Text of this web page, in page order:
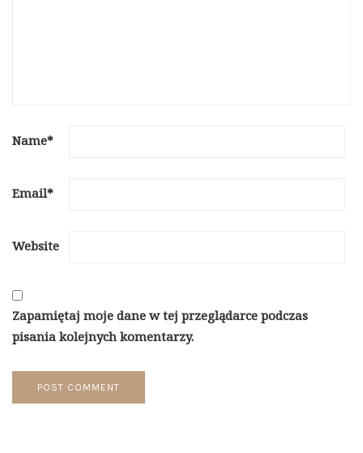
Name*
Email*
Website
Zapamiętaj moje dane w tej przeglądarce podczas
pisania kolejnych komentarzy.